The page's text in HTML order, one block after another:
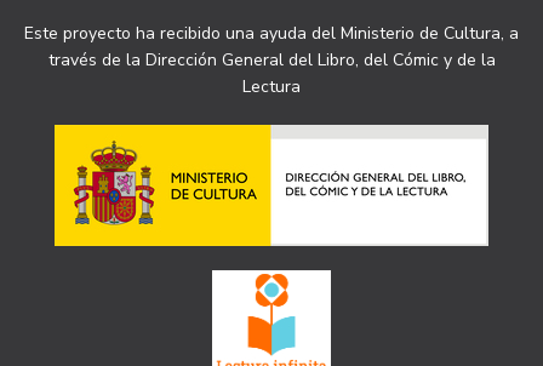
Este proyecto ha recibido una ayuda del Ministerio de Cultura, a
través de la Dirección General del Libro, del Cómic y de la
Lectura